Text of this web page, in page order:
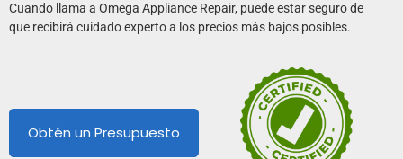
Cuando llama a Omega Appliance Repair, puede estar seguro de
que recibirá cuidado experto a los precios más bajos posibles.
Obtén un Presupuesto